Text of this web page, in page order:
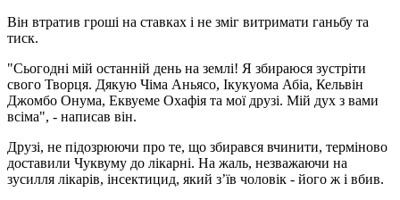
Він втратив гроші на ставках і не зміг витримати ганьбу та
тиск.
"Сьогодні мій останній день на землі! Я збираюся зустріти
свого Творця. Дякую Чіма Аньясо, Ікукуома Абіа, Кельвін
Джомбо Онума, Еквуеме Охафія та мої друзі. Мій дух з вами
всіма", - написав він.
Друзі, не підозрюючи про те, що збирався вчинити, терміново
доставили Чуквуму до лікарні. На жаль, незважаючи на
зусилля лікарів, інсектицид, який зʼїв чоловік - його ж і вбив.